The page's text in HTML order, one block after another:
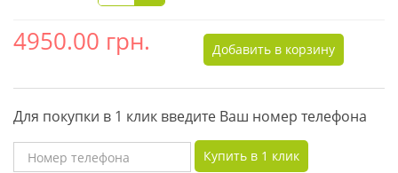
4950.00 грн. Добавить в корзину
Для покупки в 1 клик введите Ваш номер телефона
Купить в 1 клик